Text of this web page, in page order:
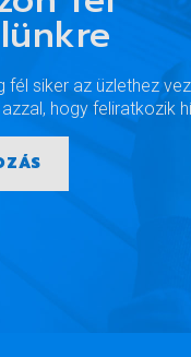
siker az üzlethez
hogy feliratkozik